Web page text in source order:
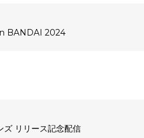
BANDAI 2024
ズ リリース記念配信